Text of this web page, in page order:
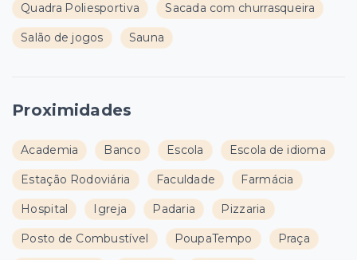
Quadra Poliesportiva Sacada com churrasqueira
Salão de jogos Sauna
Proximidades
Academia Banco Escola Escola de idioma
Estação Rodoviária Faculdade Farmácia
Hospital Igreja Padaria Pizzaria
Posto de Combustível PoupaTempo Praça